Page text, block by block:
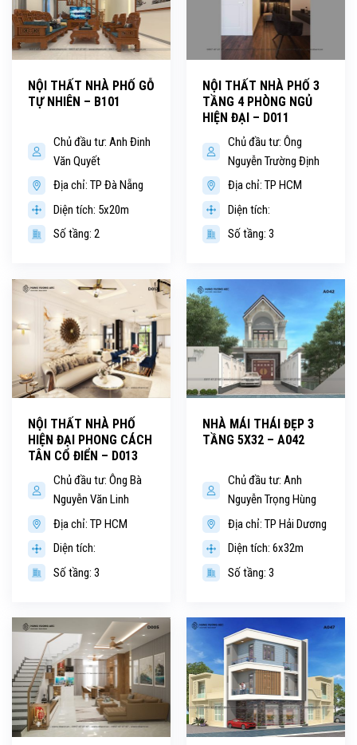
NỘI THẤT NHÀ PHỐ GỖ
TỰ NHIÊN – B101
Chủ đầu tư: Anh Đinh
Văn Quyết
Địa chỉ: TP Đà Nẵng
Diện tích: 5x20m
Số tầng: 2
NỘI THẤT NHÀ PHỐ 3
TẦNG 4 PHÒNG NGỦ
HIỆN ĐẠI – D011
Chủ đầu tư: Ông
Nguyễn Trường Định
Địa chỉ: TP HCM
Diện tích:
Số tầng: 3
NỘI THẤT NHÀ PHỐ
HIỆN ĐẠI PHONG CÁCH
TÂN CỔ ĐIỂN – D013
Chủ đầu tư: Ông Bà
Nguyễn Văn Linh
Địa chỉ: TP HCM
Diện tích:
Số tầng: 3
NHÀ MÁI THÁI ĐẸP 3
TẦNG 5X32 – A042
Chủ đầu tư: Anh
Nguyễn Trọng Hùng
Địa chỉ: TP Hải Dương
Diện tích: 6x32m
Số tầng: 3